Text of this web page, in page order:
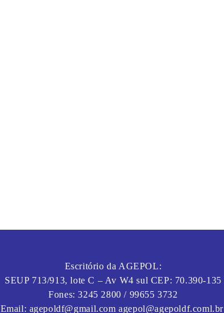
Escritório da AGEPOL:
SEUP 713/913, lote C – Av W4 sul CEP: 70.390-135
Fones: 3245 2800 / 99655 3732
Email: agepoldf@gmail.com agepol@agepoldf.coml.br